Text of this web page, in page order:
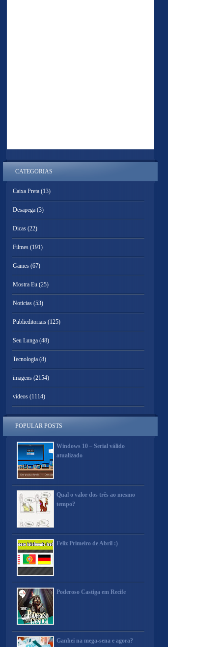
CATEGORIAS
Caixa Preta (13)
Desapega (3)
Dicas (22)
Filmes (191)
Games (67)
Mostra Eu (25)
Noticias (53)
Publieditoriais (125)
Seu Lunga (48)
Tecnologia (8)
imagens (2154)
videos (1114)
POPULAR POSTS
Windows 10 – Serial válido
atualizado
Qual o valor dos três ao mesmo
tempo?
Feliz Primeiro de Abril :)
Poderoso Castiga em Recife
Ganhei na mega-sena e agora?